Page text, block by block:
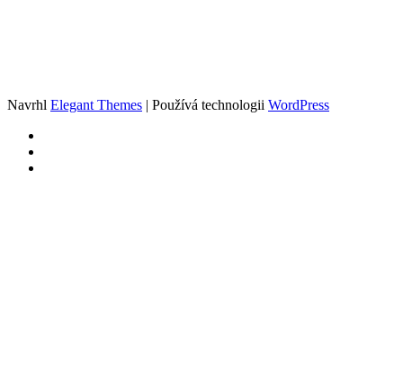
Navrhl Elegant Themes | Používá technologii WordPress